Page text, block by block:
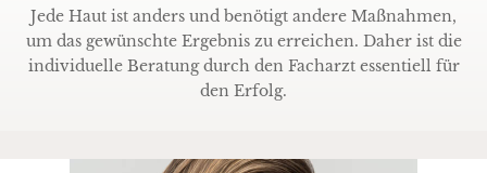
Jede Haut ist anders und benötigt andere Maßnahmen,
um das gewünschte Ergebnis zu erreichen. Daher ist die
individuelle Beratung durch den Facharzt essentiell für
den Erfolg.